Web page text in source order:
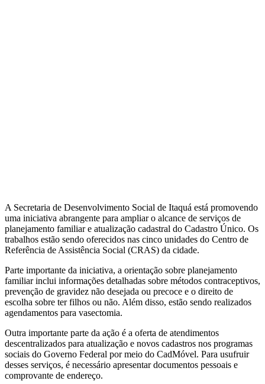
A Secretaria de Desenvolvimento Social de Itaquá está promovendo
uma iniciativa abrangente para ampliar o alcance de serviços de
planejamento familiar e atualização cadastral do Cadastro Único. Os
trabalhos estão sendo oferecidos nas cinco unidades do Centro de
Referência de Assistência Social (CRAS) da cidade.
Parte importante da iniciativa, a orientação sobre planejamento
familiar inclui informações detalhadas sobre métodos contraceptivos,
prevenção de gravidez não desejada ou precoce e o direito de
escolha sobre ter filhos ou não. Além disso, estão sendo realizados
agendamentos para vasectomia.
Outra importante parte da ação é a oferta de atendimentos
descentralizados para atualização e novos cadastros nos programas
sociais do Governo Federal por meio do CadMóvel. Para usufruir
desses serviços, é necessário apresentar documentos pessoais e
comprovante de endereço.